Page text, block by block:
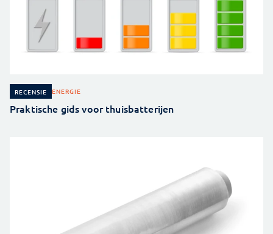
RECENSIE ENERGIE
Praktische gids voor thuisbatterijen